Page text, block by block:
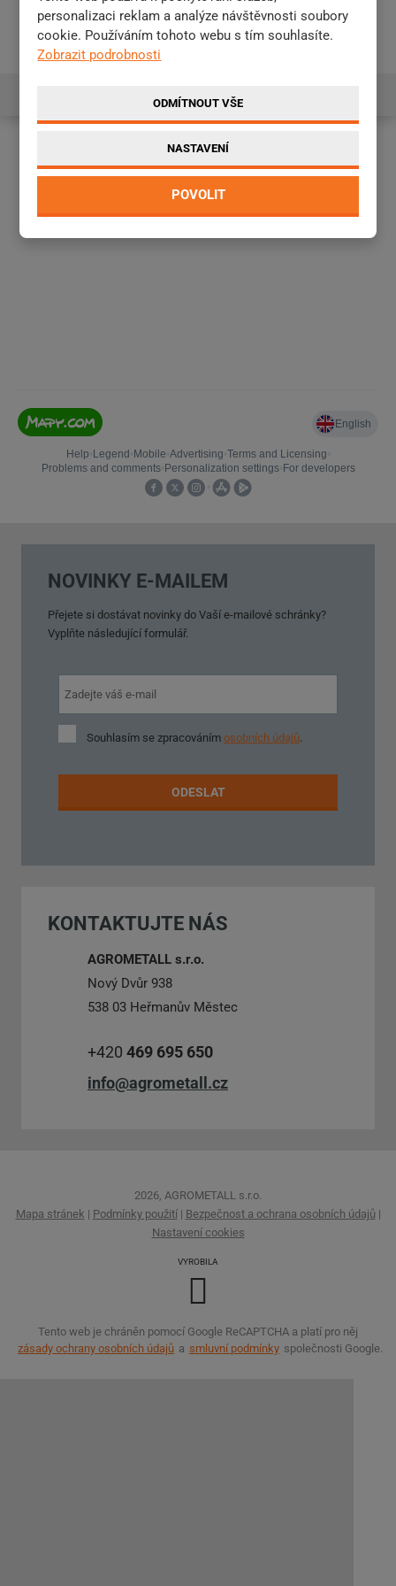
osobních
údajů
Formulář
se
nepodařilo
NOVINKY E-MAILEM
Přejete si dostávat novinky do Vaší e-mailové schránky?
Vyplňte následující formulář.
SouhlasímSouhlasím se zpracováním osobních údajů
ODESLAT
se
odeslat.
KONTAKTUJTE NÁS
AGROMETALL s.r.o.
Nový Dvůr 938
538 03 Heřmanův Městec
+420 469 695 650
info@agrometall.cz
2026, AGROMETALL s.r.o.
Mapa stránek | Podmínky použití | Bezpečnost a ochrana osobních údajů |
Nastavení cookies
VYROBILA
Tento web je chráněn pomocí Google ReCAPTCHA a platí pro něj
zásady ochrany osobních údajů a smluvní podmínky společnosti Google.
personalizaci reklam a analýze návštěvnosti soubory
cookie. Používáním tohoto webu s tím souhlasíte.
Zobrazit podrobnosti
ODMÍTNOUT VŠE
NASTAVENÍ
POVOLIT